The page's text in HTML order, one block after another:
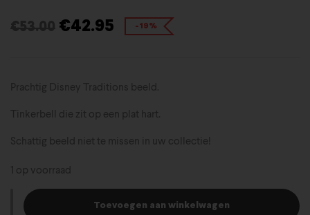
€53.00 €42.95 -19%
Prachtig Disney Traditions beeld.
Tinkerbell die zit op een plat hart.
Schattig beeld niet te missen in uw collectie!
1 op voorraad
Toevoegen aan winkelwagen